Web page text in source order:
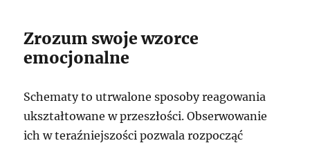
Zrozum swoje wzorce
emocjonalne
Schematy to utrwalone sposoby reagowania
ukształtowane w przeszłości. Obserwowanie
ich w teraźniejszości pozwala rozpocząć